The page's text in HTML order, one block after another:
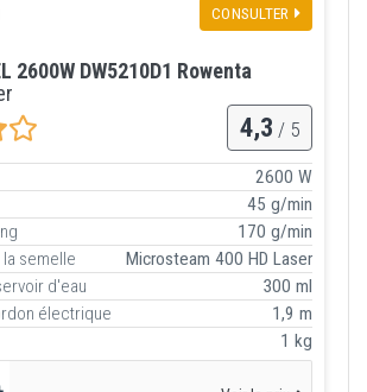
CONSULTER
2600W DW5210D1 Rowenta
4,3 / 5
2600 W
45 g/min
170 g/min
semelle
Microsteam 400 HD Laser
d'eau
300 ml
électrique
1,9 m
1 kg